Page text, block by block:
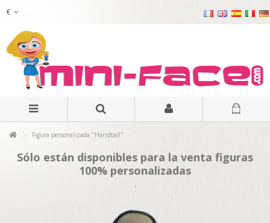
€
Figura personalizada "Handball"
Sólo están disponibles para la venta figuras
100% personalizadas
.